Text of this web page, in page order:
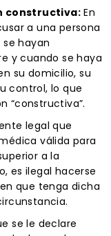
constructiva: En
a una persona
hayan
y cuando se haya
su domicilio, su
control, lo que
“constructiva”.
legal que
válida para
a la
es ilegal hacerse
que tenga dicha
se le declare